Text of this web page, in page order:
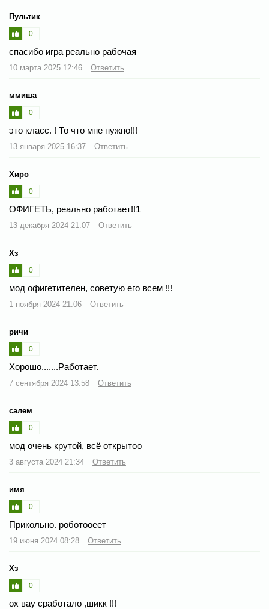
Пультик
0
спасибо игра реально рабочая
10 марта 2025 12:46 Ответить
ммиша
0
это класс. ! То что мне нужно!!!
13 января 2025 16:37 Ответить
Хиро
0
ОФИГЕТЬ, реально работает!!1
13 декабря 2024 21:07 Ответить
Хз
0
мод офигетителен, советую его всем !!!
1 ноября 2024 21:06 Ответить
ричи
0
Хорошо.......Работает.
7 сентября 2024 13:58 Ответить
салем
0
мод очень крутой, всё открытоо
3 августа 2024 21:34 Ответить
имя
0
Прикольно. роботооеет
19 июня 2024 08:28 Ответить
Хз
0
ох вау сработало ,шикк !!!